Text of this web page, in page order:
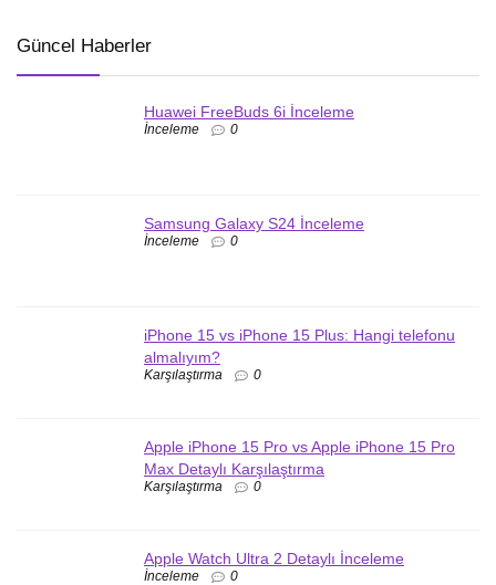
Güncel Haberler
Huawei FreeBuds 6i İnceleme
İnceleme 0
Samsung Galaxy S24 İnceleme
İnceleme 0
iPhone 15 vs iPhone 15 Plus: Hangi telefonu
almalıyım?
Karşılaştırma 0
Apple iPhone 15 Pro vs Apple iPhone 15 Pro
Max Detaylı Karşılaştırma
Karşılaştırma 0
Apple Watch Ultra 2 Detaylı İnceleme
İnceleme 0